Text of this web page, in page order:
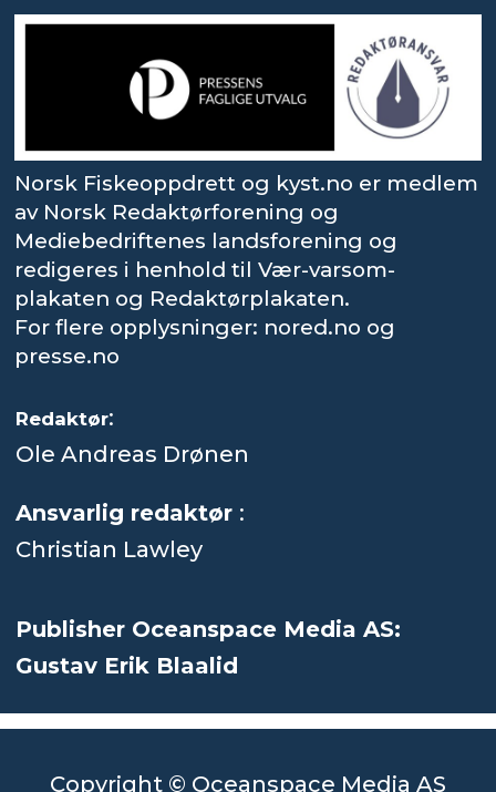
Norsk Fiskeoppdrett og kyst.no er medlem
av Norsk Redaktørforening og
Mediebedriftenes landsforening og
redigeres i henhold til Vær-varsom-
plakaten og Redaktørplakaten.
For flere opplysninger: nored.no og
presse.no
Redaktør:
Ole Andreas Drønen
Ansvarlig redaktør :
Christian Lawley
Publisher Oceanspace Media AS:
Gustav Erik Blaalid
Copyright © Oceanspace Media AS